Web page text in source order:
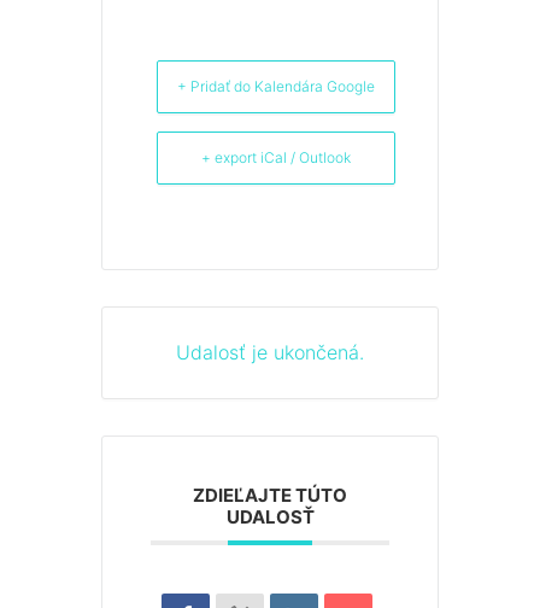
+ Pridať do Kalendára Google
+ export iCal / Outlook
Udalosť je ukončená.
ZDIEĽAJTE TÚTO
UDALOSŤ